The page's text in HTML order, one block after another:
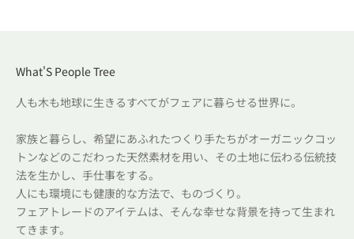
What'S People Tree
人も木も地球に生きるすべてがフェアに暮らせる世界に。
家族と暮らし、希望にあふれたつくり手たちがオーガニックコッ
トンなどのこだわった天然素材を用い、その土地に伝わる伝統技
法を生かし、手仕事をする。
人にも環境にも健康的な方法で、ものづくり。
フェアトレードのアイテムは、そんな幸せな背景を持って生まれ
てきます。